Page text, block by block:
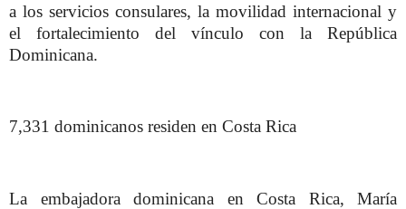
a los servicios consulares, la movilidad internacional y
el fortalecimiento del vínculo con la República
Dominicana.
7,331 dominicanos residen en Costa Rica
La embajadora dominicana en Costa Rica, María